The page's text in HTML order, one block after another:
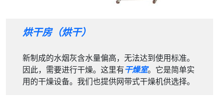
烘干房（烘干）
新制成的水烟灰含水量偏高，无法达到使用标准。
因此，需要进行干燥。这里有干燥室。它是简单实
用的干燥设备。我们也提供网带式干燥机供选择。